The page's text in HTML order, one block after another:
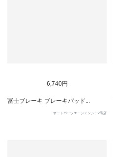
6,740円
冨士ブレーキ ブレーキパッド...
オートパーツエージェンシー2号店